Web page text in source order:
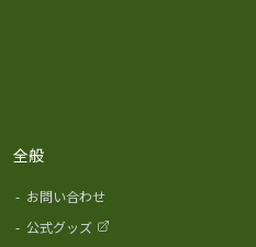
全般
- お問い合わせ
- 公式グッズ